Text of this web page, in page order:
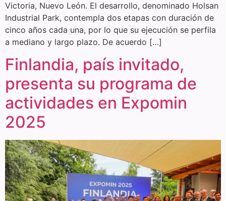
Victoria, Nuevo León. El desarrollo, denominado Holsan
Industrial Park, contempla dos etapas con duración de
cinco años cada una, por lo que su ejecución se perfila
a mediano y largo plazo. De acuerdo […]
Finlandia, país invitado,
presenta su programa de
actividades en Expomin
2025